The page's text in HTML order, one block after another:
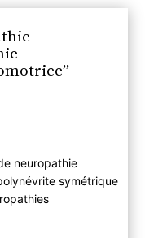
neuropathie
symétrique